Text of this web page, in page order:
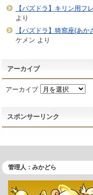
【パズドラ】キリン用フ
より
【パズドラ】猗窩座(あ
ケメン より
アーカイブ
アーカイブ
スポンサーリンク
管理人：みかどら